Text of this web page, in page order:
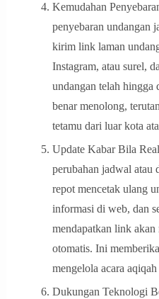
Kemudahan
penyebaran undangan
kirim link laman
Instagram, atau surel,
undangan telah hingga
benar menolong,
tetamu dari luar kota
Update Kabar Bila
perubahan jadwal atau
repot mencetak ulang
informasi di web, dan
mendapatkan link akan
otomatis. Ini
mengelola acara
Dukungan Teknologi